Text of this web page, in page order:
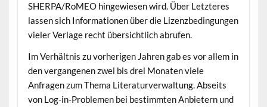
SHERPA/RoMEO hingewiesen wird. Über Letzteres
lassen sich Informationen über die Lizenzbedingungen
vieler Verlage recht übersichtlich abrufen.
Im Verhältnis zu vorherigen Jahren gab es vor allem in
den vergangenen zwei bis drei Monaten viele
Anfragen zum Thema Literaturverwaltung. Abseits
von Log-in-Problemen bei bestimmten Anbietern und